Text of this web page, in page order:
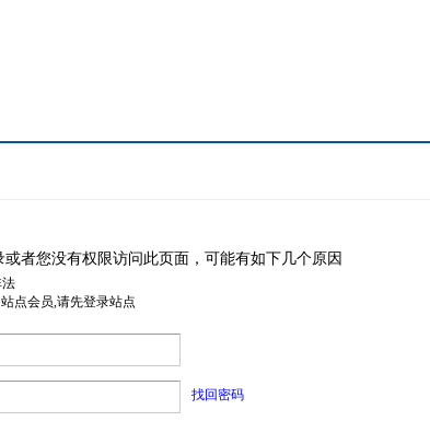
或者您没有权限访问此页面，可能有如下几个原因
点会员,请先登录站点
找回密码